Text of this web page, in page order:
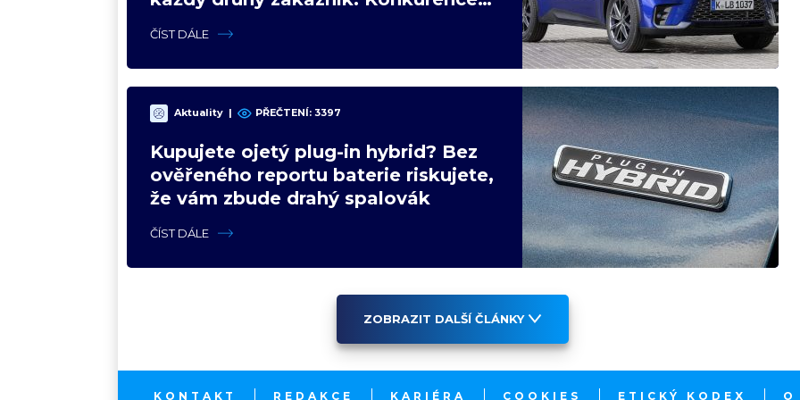
jen přihlíží
ČÍST DÁLE
Aktuality | PŘEČTENÍ: 3397
Kupujete ojetý plug-in hybrid? Bez
ověřeného reportu baterie riskujete,
že vám zbude drahý spalovák
ČÍST DÁLE
ZOBRAZIT DALŠÍ ČLÁNKY
KONTAKT REDAKCE KARIÉRA COOKIES ETICKÝ KODEX O